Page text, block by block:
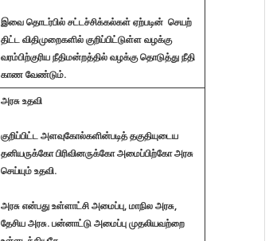
இவை தொடர்பில் சட்டச்சிக்கல்கள் ஏற்படின் செயற்
திட்ட விதிமுறைகளில் குறிப்பிட்டுள்ள வழக்கு
வரம்பிற்குரிய நீதிமன்றத்தில் வழக்கு தொடுத்து நீதி
காண வேண்டும்.
அரசு உதவி
குறிப்பிட்ட அளவுகோல்களின்படித் தகுதியுடைய
தனியருக்கோ பிரிவினருக்கோ அமைப்பிற்கோ அரசு
செய்யும் உதவி.
அரசு என்பது உள்ளாட்சி அமைப்பு, மாநில அரசு,
தேசிய அரசு. பன்னாட்டு அமைப்பு முதலியவற்றை